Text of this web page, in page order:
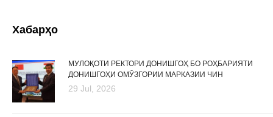
Хабарҳо
МУЛОҚОТИ РЕКТОРИ ДОНИШГОҲ БО РОҲБАРИЯТИ
ДОНИШГОҲИ ОМӮЗГОРИИ МАРКАЗИИ ЧИН
29 Jul, 2026